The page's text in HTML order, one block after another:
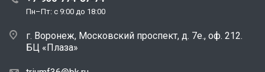
Пн–Пт: с 9:00 до 18:00
г. Воронеж, Московский проспект, д. 7е., оф. 212.
БЦ «Плаза»